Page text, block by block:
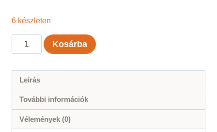
6 készleten
Nako
Teddy
13200
mennyiség
Kosárba
Leírás
További információk
Vélemények (0)